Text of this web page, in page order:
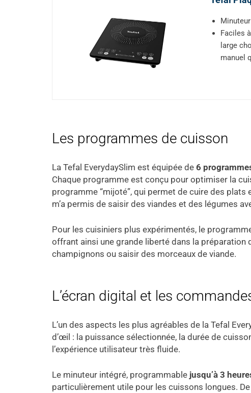
Faciles
large
manuel
Les programmes de cuisson
La Tefal EverydaySlim est équipée de 6
Chaque programme est conçu pour optimiser la
programme “mijoté”, qui permet de cuire des
m’a permis de saisir des viandes et des légumes
Pour les cuisiniers plus expérimentés, le
offrant ainsi une grande liberté dans la
champignons ou saisir des morceaux de viande.
L’écran digital et les
L’un des aspects les plus agréables de la Tefal
d’œil : la puissance sélectionnée, la durée de
l’expérience utilisateur très fluide.
Le minuteur intégré, programmable jusqu’à 3
particulièrement utile pour les cuissons longues.